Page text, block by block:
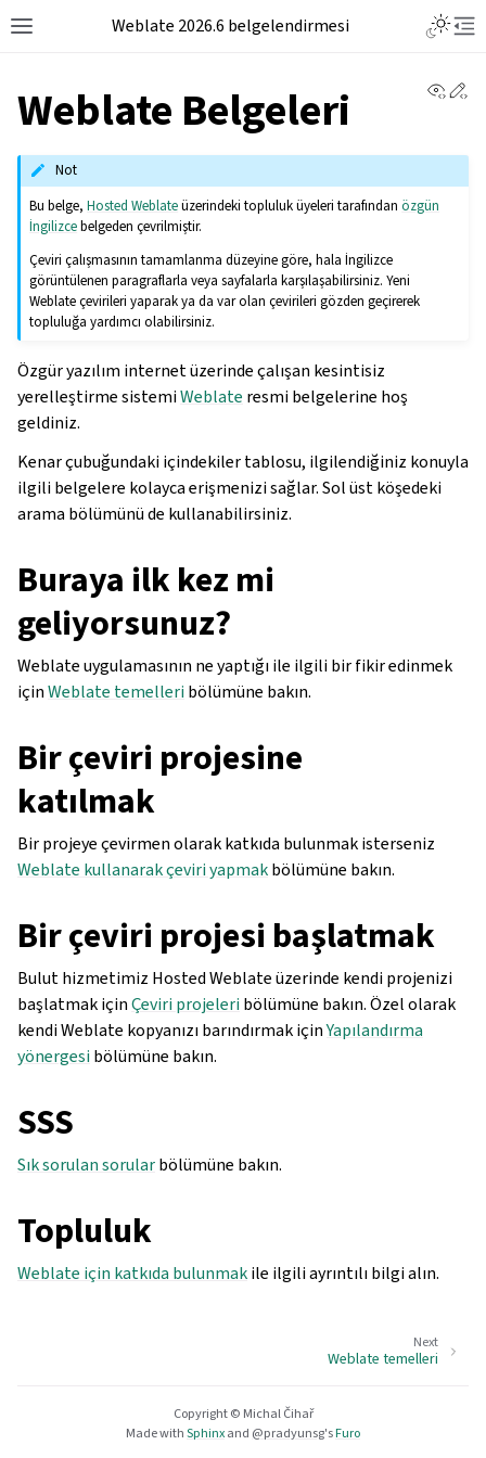
Weblate 2026.6 belgelendirmesi
Weblate Belgeleri
Not
Bu belge,Hosted Weblateüzerindeki topluluk üyeleri tarafındanözgün
İngilizcebelgeden çevrilmiştir.
Çeviri çalışmasının tamamlanma düzeyine göre, hala İngilizce
görüntülenen paragraflarla veya sayfalarla karşılaşabilirsiniz. Yeni
Weblate çevirileri yaparak ya da var olan çevirileri gözden geçirerek
topluluğa yardımcı olabilirsiniz.
Özgür yazılım internet üzerinde çalışan kesintisiz
yerelleştirme sistemiWeblate resmi belgelerine hoş
geldiniz.
Kenar çubuğundaki içindekiler tablosu, ilgilendiğiniz konuyla
ilgili belgelere kolayca erişmenizi sağlar. Sol üst köşedeki
arama bölümünü de kullanabilirsiniz.
Buraya ilk kez mi
geliyorsunuz?
Weblate uygulamasının ne yaptığı ile ilgili bir fikir edinmek
içinWeblate temelleri bölümüne bakın.
Bir çeviri projesine
katılmak
Bir projeye çevirmen olarak katkıda bulunmak isterseniz
Weblate kullanarak çeviri yapmakbölümüne bakın.
Bir çeviri projesi başlatmak
Bulut hizmetimiz Hosted Weblate üzerinde kendi projenizi
başlatmak içinÇeviri projeleri bölümüne bakın. Özel olarak
kendi Weblate kopyanızı barındırmak içinYapılandırma
yönergesi bölümüne bakın.
SSS
Sık sorulan sorularbölümüne bakın.
Topluluk
Weblate için katkıda bulunmakile ilgili ayrıntılı bilgi alın.
Next
Weblate temelleri
Copyright © Michal Čihař
Made withSphinxand @pradyunsg'sFuro